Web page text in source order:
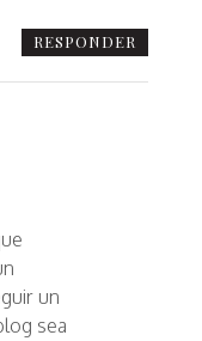
RESPONDER
un
sea